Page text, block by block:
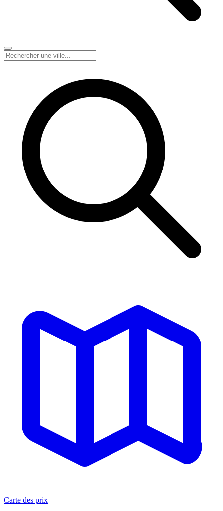
Carte des prix